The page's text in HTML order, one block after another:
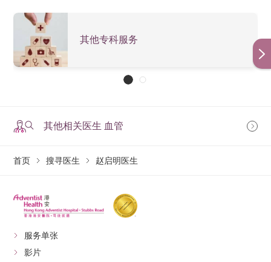
其他专科服务
其他相关医生 血管
首页 搜寻医生 赵启明医生
服务单张
影片